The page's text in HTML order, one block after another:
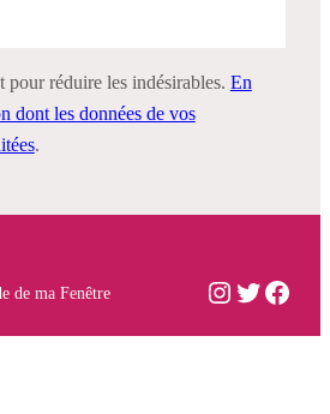
réduire les indésirables. En
dont les données de vos
.
de ma Fenêtre Instagram
Twitter